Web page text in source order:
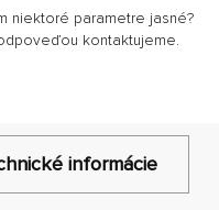
niektoré parametre jasné?
kontaktujeme.
informácie